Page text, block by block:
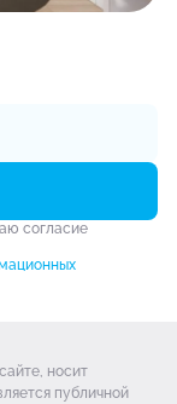
согласие
носит
публичной